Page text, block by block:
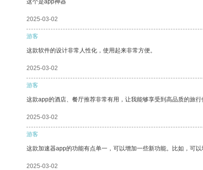
这个是app神器
2025-03-02
游客
这款软件的设计非常人性化，使用起来非常方便。
2025-03-02
游客
这款app的酒店、餐厅推荐非常有用，让我能够享受到高品质的旅行
2025-03-02
游客
这款加速器app的功能有点单一，可以增加一些新功能。比如，可
2025-03-02